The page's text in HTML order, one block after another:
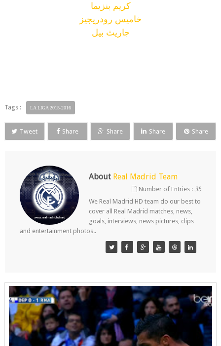
كريم بنزيما
خاميس رودريجيز
جاريث بيل
Tags : LA LIGA 2015-2016
Tweet Share Share Share Share
About Real Madrid Team
Number of Entries :35
We Real Madrid HD team do our best to
cover all Real Madrid matches, news,
goals, interviews, news pictures, clips
and entertainment photos..